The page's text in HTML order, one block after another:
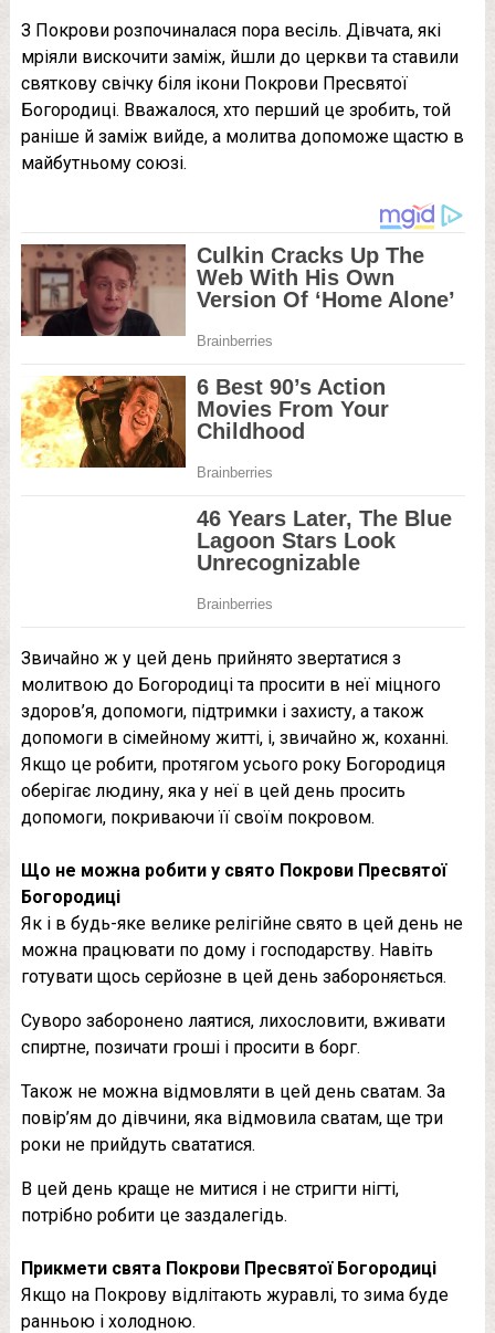
З Покрови розпочиналася пора весіль. Дівчата, які
мріяли вискочити заміж, йшли до церкви та ставили
святкову свічку біля ікони Покрови Пресвятої
Богородиці. Вважалося, хто перший це зробить, той
раніше й заміж вийде, а молитва допоможе щастю в
майбутньому союзі.
Звичайно ж у цей день прийнято звертатися з
молитвою до Богородиці та просити в неї міцного
здоров’я, допомоги, підтримки і захисту, а також
допомоги в сімейному житті, і, звичайно ж, коханні.
Якщо це робити, протягом усього року Богородиця
оберігає людину, яка у неї в цей день просить
допомоги, покриваючи її своїм покровом.
Що не можна робити у свято Покрови Пресвятої
Богородиці
Як і в будь-яке велике релігійне свято в цей день не
можна працювати по дому і господарству. Навіть
готувати щось серйозне в цей день забороняється.
Суворо заборонено лаятися, лихословити, вживати
спиртне, позичати гроші і просити в борг.
Також не можна відмовляти в цей день сватам. За
повір’ям до дівчини, яка відмовила сватам, ще три
роки не прийдуть свататися.
В цей день краще не митися і не стригти нігті,
потрібно робити це заздалегідь.
Прикмети свята Покрови Пресвятої Богородиці
Якщо на Покрову відлітають журавлі, то зима буде
ранньою і холодною.